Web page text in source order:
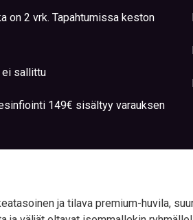
on 2 vrk. Tapahtumissa keston
ei sallittu
149€ sisältyy varauksen
ja tilava premium-huvila,